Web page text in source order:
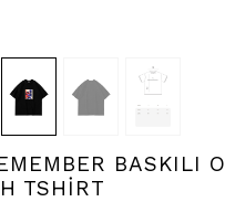
BASKILI
TSHİRT